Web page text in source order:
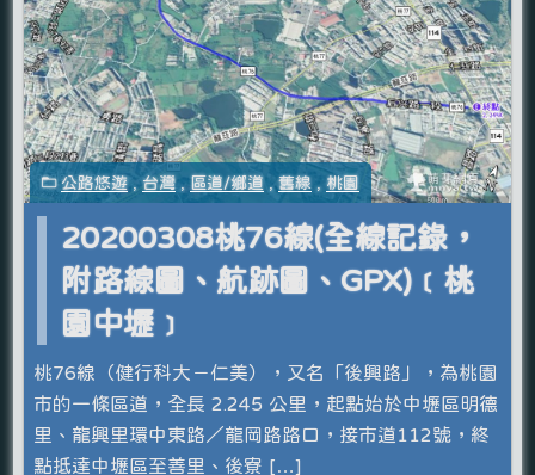
公路悠遊 ,台灣 ,區道/鄉道 ,舊線 ,桃園
20200308桃76線(全線記錄，
附路線圖、航跡圖、GPX)﹝桃
園中壢﹞
桃76線（健行科大－仁美），又名「後興路」，為桃園
市的一條區道，全長 2.245 公里，起點始於中壢區明德
里、龍興里環中東路／龍岡路路口，接市道112號，終
點抵達中壢區至善里、後寮 […]